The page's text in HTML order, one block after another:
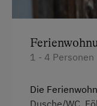
Zusätzliche
Aktivurlaub
Reiten
1 - 4 Personen
Die